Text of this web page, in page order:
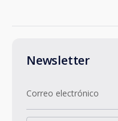
Newsletter